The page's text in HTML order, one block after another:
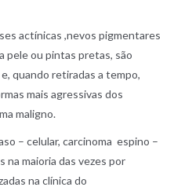
actínicas ,nevos pigmentares
pele ou pintas pretas, são
quando retiradas a tempo,
mais agressivas dos
maligno.
– celular, carcinoma espino –
na maioria das vezes por
na clínica do